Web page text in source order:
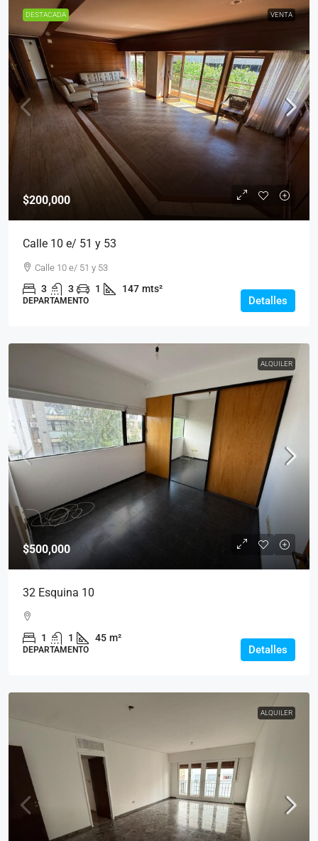
DESTACADA VENTA
$200,000
Calle 10 e/ 51 y 53
Calle 10 e/ 51 y 53
3 3 1 147 mts²
DEPARTAMENTO Detalles
ALQUILER
$500,000
32 Esquina 10
1 1 45 m²
DEPARTAMENTO Detalles
ALQUILER